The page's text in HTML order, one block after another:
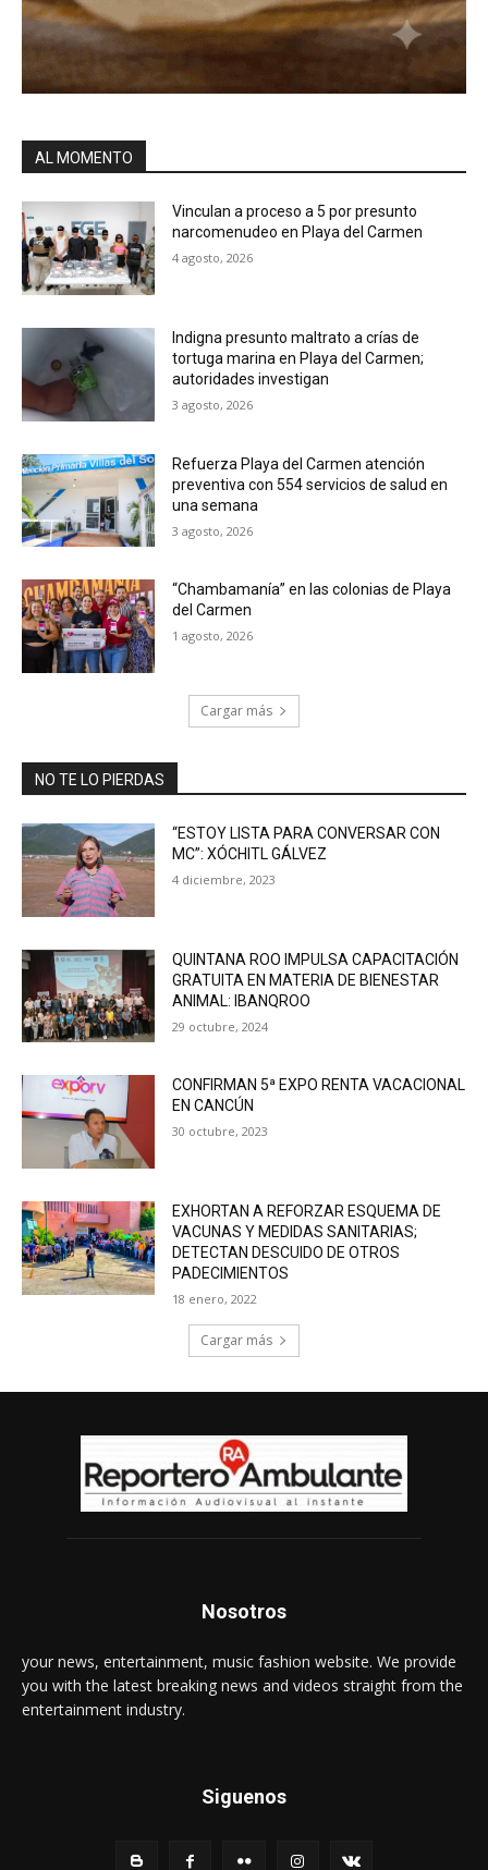
AL MOMENTO
Vinculan a proceso a 5 por presunto
narcomenudeo en Playa del Carmen
4 agosto, 2026
Indigna presunto maltrato a crías de
tortuga marina en Playa del Carmen;
autoridades investigan
3 agosto, 2026
Refuerza Playa del Carmen atención
preventiva con 554 servicios de salud en
una semana
3 agosto, 2026
“Chambamanía” en las colonias de Playa
del Carmen
1 agosto, 2026
Cargar más
NO TE LO PIERDAS
“ESTOY LISTA PARA CONVERSAR CON
MC”: XÓCHITL GÁLVEZ
4 diciembre, 2023
QUINTANA ROO IMPULSA CAPACITACIÓN
GRATUITA EN MATERIA DE BIENESTAR
ANIMAL: IBANQROO
29 octubre, 2024
CONFIRMAN 5ª EXPO RENTA VACACIONAL
EN CANCÚN
30 octubre, 2023
EXHORTAN A REFORZAR ESQUEMA DE
VACUNAS Y MEDIDAS SANITARIAS;
DETECTAN DESCUIDO DE OTROS
PADECIMIENTOS
18 enero, 2022
Cargar más
Nosotros
your news, entertainment, music fashion website. We provide
you with the latest breaking news and videos straight from the
entertainment industry.
Siguenos